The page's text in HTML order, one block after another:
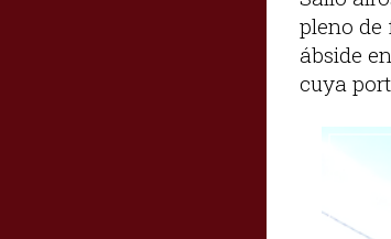
pleno de
ábside
cuya